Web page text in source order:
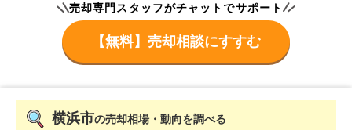
売却専門スタッフがチャットでサポート
【無料】売却相談にすすむ
横浜市の売却相場・動向を調べる